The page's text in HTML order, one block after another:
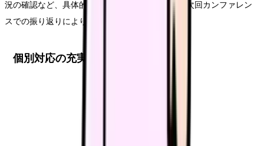
況の確認など、具体的な手順を定めます。また、次回カンファレン
スでの振り返りにより、継続的な改善を図ります。
個別対応の充実